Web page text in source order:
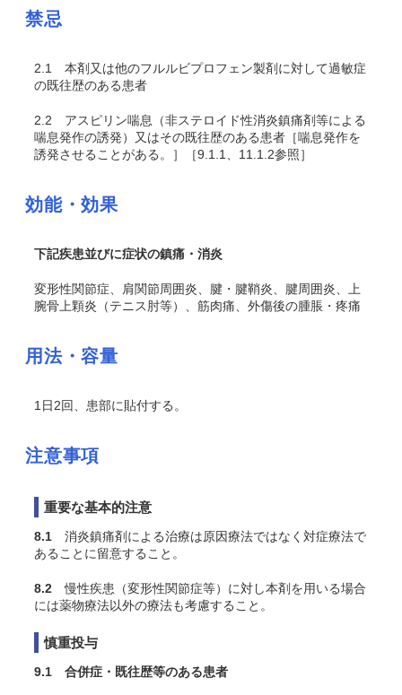
禁忌
2.1
本剤又は他のフルルビプロフェン製剤に対して過敏症
の既往歴のある患者
2.2 アスピリン喘息（非ステロイド性消炎鎮痛剤等による
喘息発作の誘発）又はその既往歴のある患者［喘息発作を
誘発させることがある。］［9.1.1、11.1.2参照］
効能・効果
下記疾患並びに症状の鎮痛・消炎
変形性関節症、肩関節周囲炎、腱・腱鞘炎、腱周囲炎、上
腕骨上顆炎（テニス肘等）、筋肉痛、外傷後の腫脹・疼痛
用法・容量
1日2回、患部に貼付する。
注意事項
重要な基本的注意
8.1 消炎鎮痛剤による治療は原因療法ではなく対症療法で
あることに留意すること。
8.2 慢性疾患（変形性関節症等）に対し本剤を用いる場合
には薬物療法以外の療法も考慮すること。
慎重投与
9.1 合併症・既往歴等のある患者